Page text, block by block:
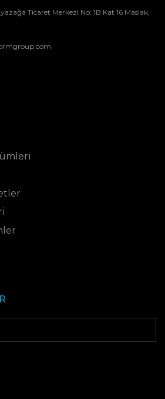
Ticaret Merkezi No: 1B Kat 16 Maslak,